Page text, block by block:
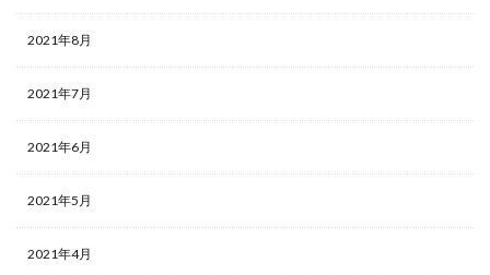
2021年8月
2021年7月
2021年6月
2021年5月
2021年4月